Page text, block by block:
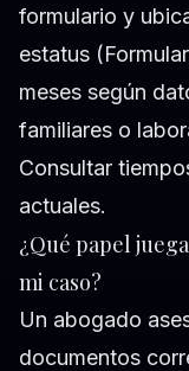
formulario y
estatus
meses según
familiares o
Consultar
actuales.
¿Qué papel
mi caso?
Un abogado
documentos